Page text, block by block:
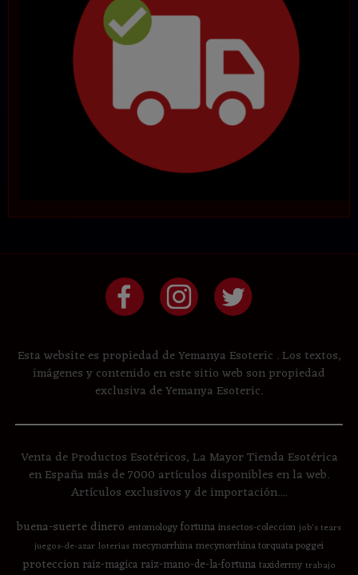
Esta website es propiedad de Yemanya Esoteric . Los textos,
imágenes y contenido en este sitio web son propiedad
exclusiva de Yemanya Esoteric.
Venta de Productos Esotéricos, La Mayor Tienda Esotérica
en España más de 7000 artículos disponibles en la web.
Artículos exclusivos y de importación....
buena-suertedinero entomologyfortunainsectos-coleccion job's tears
juegos-de-azar loterias mecynorrhinamecynorrhina torquata poggei
proteccion raiz-magica raiz-mano-de-la-fortunataxidermy trabajo